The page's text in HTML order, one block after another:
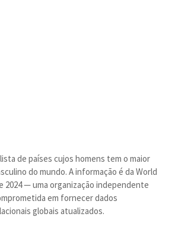
de países cujos homens tem o maior
do mundo. A informação é da World
2024 — uma organização independente
em fornecer dados
globais atualizados.